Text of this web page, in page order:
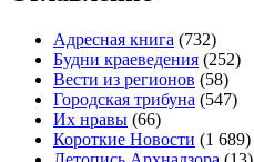
Адресная книга (732)
Будни краеведения (252)
Вести из регионов (58)
Городская трибуна (547)
Их нравы (66)
Короткие Новости (1 689)